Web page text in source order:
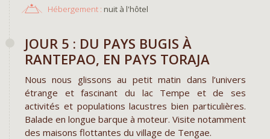
Hébergement : nuit à l'hôtel
JOUR 5 : DU PAYS BUGIS À
RANTEPAO, EN PAYS TORAJA
Nous nous glissons au petit matin dans l’univers
étrange et fascinant du lac Tempe et de ses
activités et populations lacustres bien particulières.
Balade en longue barque à moteur. Visite notamment
des maisons flottantes du village de Tengae.